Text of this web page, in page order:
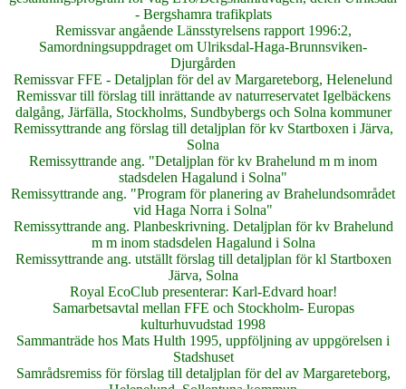
- Bergshamra trafikplats
Remissvar angående Länsstyrelsens rapport 1996:2,
Samordningsuppdraget om Ulriksdal-Haga-Brunnsviken-
Djurgården
Remissvar FFE - Detaljplan för del av Margareteborg, Helenelund
Remissvar till förslag till inrättande av naturreservatet Igelbäckens
dalgång, Järfälla, Stockholms, Sundbybergs och Solna kommuner
Remissyttrande ang förslag till detaljplan för kv Startboxen i Järva,
Solna
Remissyttrande ang. "Detaljplan för kv Brahelund m m inom
stadsdelen Hagalund i Solna"
Remissyttrande ang. "Program för planering av Brahelundsområdet
vid Haga Norra i Solna"
Remissyttrande ang. Planbeskrivning. Detaljplan för kv Brahelund
m m inom stadsdelen Hagalund i Solna
Remissyttrande ang. utställt förslag till detaljplan för kl Startboxen
Järva, Solna
Royal EcoClub presenterar: Karl-Edvard hoar!
Samarbetsavtal mellan FFE och Stockholm- Europas
kulturhuvudstad 1998
Sammanträde hos Mats Hulth 1995, uppföljning av uppgörelsen i
Stadshuset
Samrådsremiss för förslag till detaljplan för del av Margareteborg,